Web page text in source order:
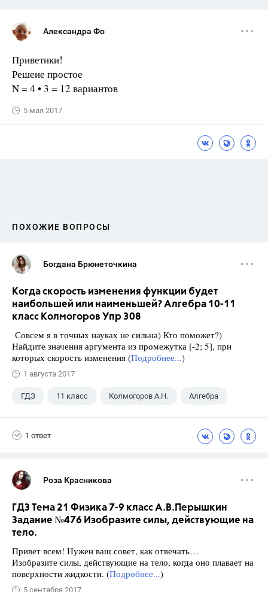
Александра Фо
Приветики!
Решеие простое
N = 4 • 3 = 12 вариантов
5 мая 2017
ПОХОЖИЕ ВОПРОСЫ
Богдана Брюнеточкина
Когда скорость изменения функции будет
наибольшей или наименьшей? Алгебра 10-11
класс Колмогоров Упр 308
Совсем я в точных науках не сильна) Кто поможет?)
Найдите значения аргумента из промежутка [-2; 5], при
которых скорость изменения (Подробнее...)
1 августа 2017
ГДЗ 11 класс Колмогоров А.Н. Алгебра
1 ответ
Роза Красникова
ГДЗ Тема 21 Физика 7-9 класс А.В.Перышкин
Задание №476 Изобразите силы, действующие на
тело.
Привет всем! Нужен ваш совет, как отвечать…
Изобразите силы, действующие на тело, когда оно плавает на
поверхности жидкости. (Подробнее...)
5 сентября 2017